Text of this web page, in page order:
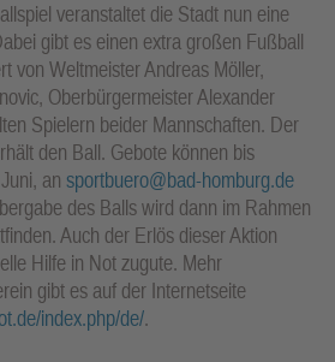
veranstaltet die Stadt nun eine
gibt es einen extra großen Fußball
von Weltmeister Andreas Möller,
Oberbürgermeister Alexander
Spielern beider Mannschaften. Der
den Ball. Gebote können bis
an sportbuero@bad-homburg.de
des Balls wird dann im Rahmen
Auch der Erlös dieser Aktion
Hilfe in Not zugute. Mehr
gibt es auf der Internetseite
index.php/de/.